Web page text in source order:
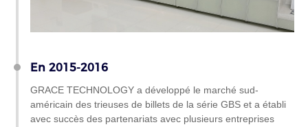
En 2015-2016
GRACE TECHNOLOGY a développé le marché sud-
américain des trieuses de billets de la série GBS et a établi
avec succès des partenariats avec plusieurs entreprises